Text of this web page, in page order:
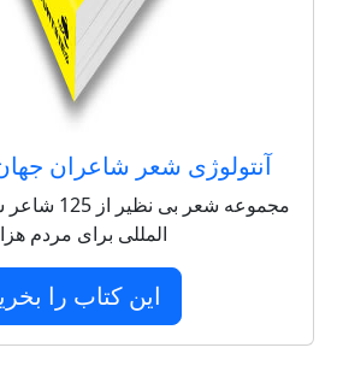
آنتولوژی شعر شاعران
مجموعه شعر
المللی برای مردم
این کتاب را